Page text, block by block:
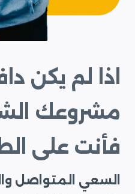
اذا لم يكن
مشروعك
فأنت على
السعي المتواصل